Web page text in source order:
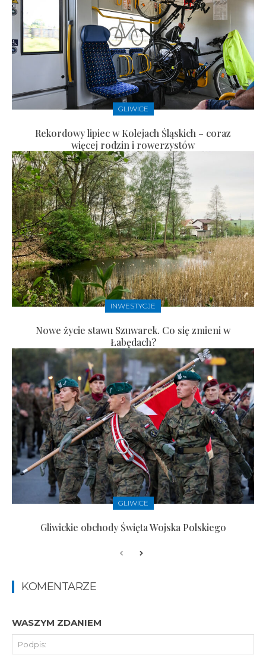
GLIWICE
Rekordowy lipiec w Kolejach Śląskich – coraz
więcej rodzin i rowerzystów
INWESTYCJE
Nowe życie stawu Szuwarek. Co się zmieni w
Łabędach?
GLIWICE
Gliwickie obchody Święta Wojska Polskiego
KOMENTARZE
WASZYM ZDANIEM